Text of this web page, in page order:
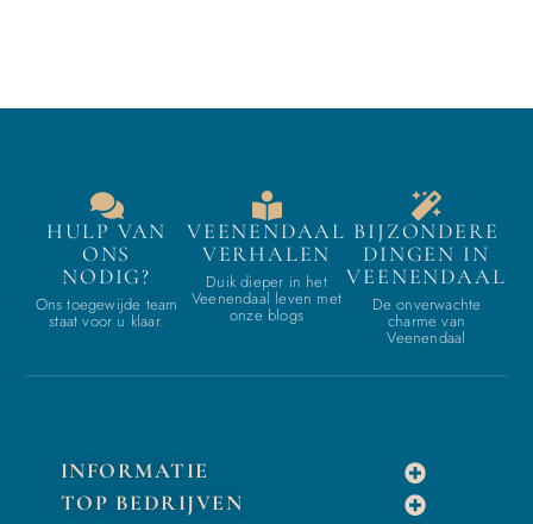
HULP VAN
ONS
NODIG?
Ons toegewijde team
staat voor u klaar.
VEENENDAAL
VERHALEN
Duik dieper in het
Veenendaal leven met
onze blogs
BIJZONDERE
DINGEN IN
VEENENDAAL
De onverwachte
charme van
Veenendaal
INFORMATIE
TOP BEDRIJVEN